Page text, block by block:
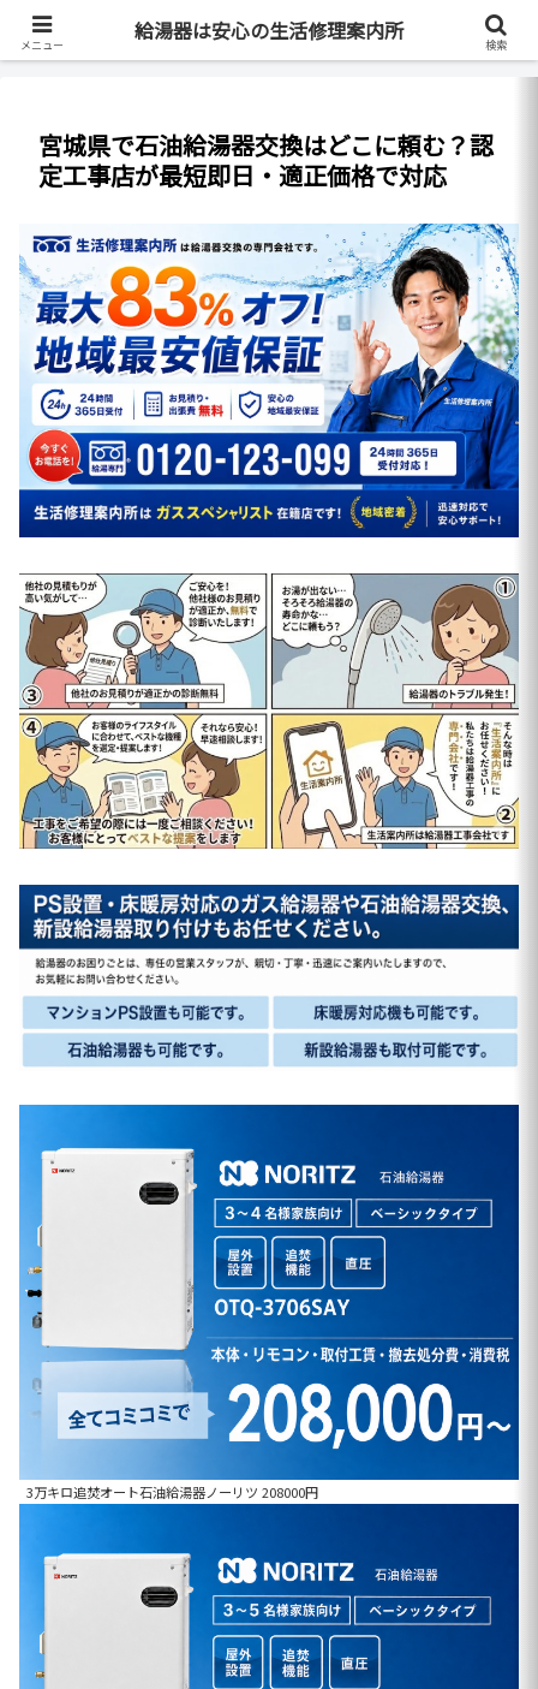
最短即日・全国対応・最大83%OFF
宮城県で石油給湯器交換はどこに頼む？認
定工事店が最短即日・適正価格で対応
3万キロ追焚オート石油給湯器ノーリツ 208000円
メニュー
給湯器は安心の生活修理案内所
検索